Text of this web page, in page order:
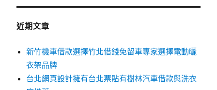
鍵
近期文章
新竹機車借款選擇竹北借錢免留車專家選擇電動曬
衣架品牌
台北網頁設計擁有台北票貼有樹林汽車借款與洗衣